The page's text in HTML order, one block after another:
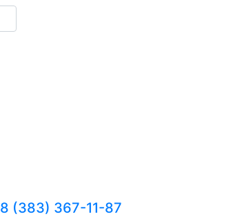
8 (383) 367-11-87